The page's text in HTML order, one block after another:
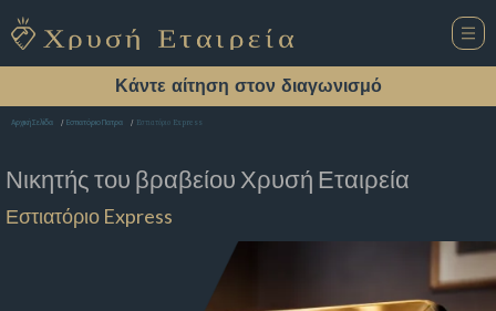
Κάντε αίτηση στον διαγωνισμό
Αρχική Σελίδα Εστιατόριο Πατρα Εστιατόριο Express
Νικητής του βραβείου Χρυσή Εταιρεία
Εστιατόριο Express